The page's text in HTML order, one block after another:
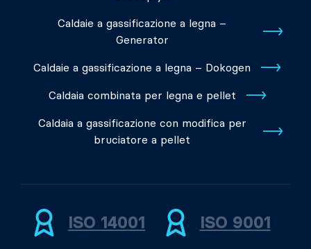
Caldaie a gassificazione a legna –
Generator
Caldaie a gassificazione a legna – Dokogen
Caldaia combinata per legna e pellet
Caldaia a gassificazione con modifica per
bruciatore a pellet
ISO 14001 ISO 9001